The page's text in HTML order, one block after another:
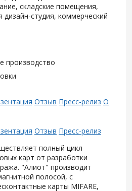
складские помещения,
дизайн-студия, коммерческий
производство
Отзыв Пресс-релиз О
Отзыв Пресс-релиз
полный цикл
карт от разработки
"Алиот" производит
полосой, с
карты MIFARE,